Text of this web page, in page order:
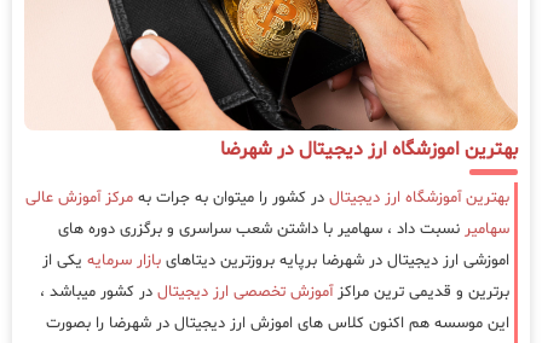
بهترین اموزشگاه ارز دیجیتال در شهرضا
بهترین آموزشگاه ارز دیجیتال در کشور را میتوان به جرات به مرکز آموزش عالی
سهامیر نسبت داد ، سهامیر با داشتن شعب سراسری و برگزری دوره های
اموزشی ارز دیجیتال در شهرضا برپایه بروزترین دیتاهای بازار سرمایه یکی از
برترین و قدیمی ترین مراکزآموزش تخصصی ارز دیجیتال در کشور میباشد ،
این موسسه هم اکنون کلاس های اموزش ارز دیجیتال در شهرضا را بصورت